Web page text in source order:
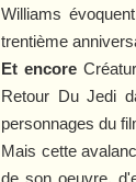
Williams
trentième
Et encore
Retour Du Jedi
personnages du
Mais cette
de son oeuvre,